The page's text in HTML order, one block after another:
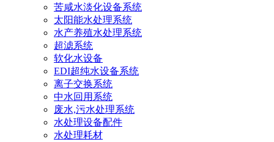
苦咸水淡化设备系统
太阳能水处理系统
水产养殖水处理系统
超滤系统
软化水设备
EDI超纯水设备系统
离子交换系统
中水回用系统
废水,污水处理系统
水处理设备配件
水处理耗材